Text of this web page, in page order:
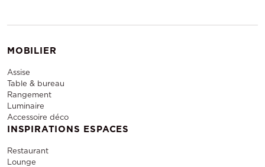
MOBILIER
Assise
Table & bureau
Rangement
Luminaire
Accessoire déco
INSPIRATIONS ESPACES
Restaurant
Lounge